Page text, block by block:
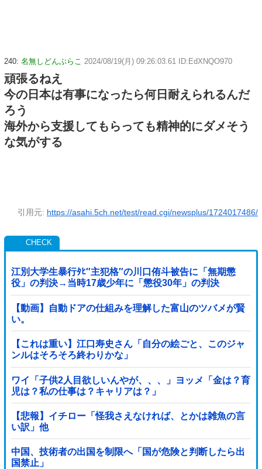
240: 名無しどんぶらこ 2024/08/19(月) 09:26:03.61 ID:EdXNQO970
頑張るねえ
今の日本は有事になったら何日耐えられるんだ
ろう
海外から支援してもらっても精神的にダメそう
な気がする
引用元: https://asahi.5ch.net/test/read.cgi/newsplus/1724017486/
江別大学生暴行ﾀﾋ″主犯格″の川口侑斗被告に「無期懲
役」の判決→当時17歳少年に「懲役30年」の判決
【動画】自動ドアの仕組みを理解した富山のツバメが賢
い。
【これは重い】江口寿史さん「自分の絵ごと、このジャ
ンルはそろそろ終わりかな」
ワイ「子供2人目欲しいんやが、、、」ヨッメ「金は？育
児は？私の仕事は？キャリアは？」
【悲報】イチロー「怪我さえなければ、とかは雑魚の言
い訳」他
中国、技術者の出国を制限へ「国が危険と判断したら出
国禁止」